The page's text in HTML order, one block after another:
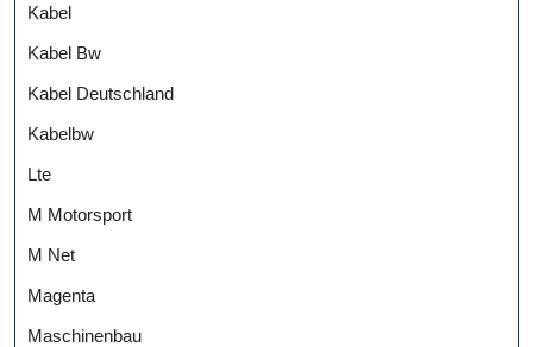
Kabel
Kabel Bw
Kabel Deutschland
Kabelbw
Lte
M Motorsport
M Net
Magenta
Maschinenbau